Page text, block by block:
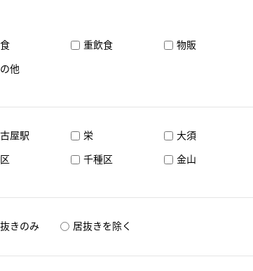
重飲食 物販
他
屋駅 栄 大須
千種区 金山
きのみ 居抜きを除く